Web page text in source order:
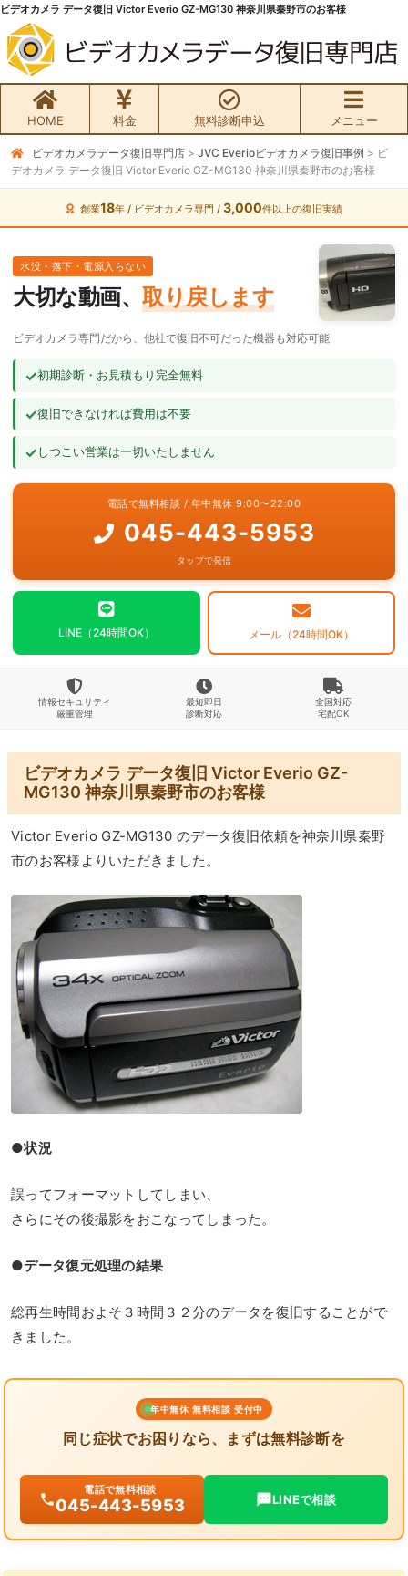
ビデオカメラ データ復旧 Victor Everio GZ-MG130 神奈川県秦野市のお客様
HOME 料金 無料診断申込 メニュー
無料初期診断お申込み
ビデオカメラ データ復旧HOME
料金・メニュー
サービスの流れ
よくあるご質問
ビデオカメラデータ復旧専門店 > JVC Everioビデオカメラ復旧事例 > ビ
デオカメラ データ復旧 Victor Everio GZ-MG130 神奈川県秦野市のお客様
創業18年 / ビデオカメラ専門 / 3,000件以上の復旧実績
水没・落下・電源入らない
大切な動画、 取り戻します
ビデオカメラ専門だから、他社で復旧不可だった機器も対応可能
✓初期診断・お見積もり完全無料
✓復旧できなければ費用は不要
✓しつこい営業は一切いたしません
電話で無料相談 / 年中無休 9:00〜22:00
045-443-5953
タップで発信
LINE（24時間OK） メール（24時間OK）
情報セキュリティ
厳重管理
最短即日
診断対応
全国対応
宅配OK
ビデオカメラ データ復旧 Victor Everio GZ-
MG130 神奈川県秦野市のお客様
Victor Everio GZ-MG130 のデータ復旧依頼を神奈川県秦野
市のお客様よりいただきました。
●状況
誤ってフォーマットしてしまい、
さらにその後撮影をおこなってしまった。
●データ復元処理の結果
総再生時間およそ３時間３２分のデータを復旧することがで
きました。
年中無休 無料相談 受付中
同じ症状でお困りなら、まずは無料診断を
電話で無料相談
045-443-5953 LINEで相談